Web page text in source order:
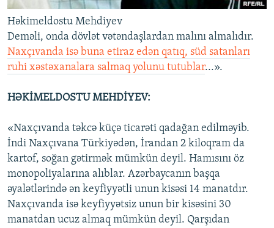
Həkimeldostu Mehdiyev
Deməli, onda dövlət vətəndaşlardan malını almalıdır.
Naxçıvanda isə buna etiraz edən qatıq, süd satanları
ruhi xəstəxanalara salmaq yolunu tutublar...».
HƏKİMELDOSTU MEHDİYEV:
«Naxçıvanda təkcə küçə ticarəti qadağan edilməyib.
İndi Naxçıvana Türkiyədən, İrandan 2 kiloqram da
kartof, soğan gətirmək mümkün deyil. Hamısını öz
monopoliyalarına alıblar. Azərbaycanın başqa
əyalətlərində ən keyfiyyətli unun kisəsi 14 manatdır.
Naxçıvanda isə keyfiyyətsiz unun bir kisəsini 30
manatdan ucuz almaq mümkün deyil. Qarşıdan